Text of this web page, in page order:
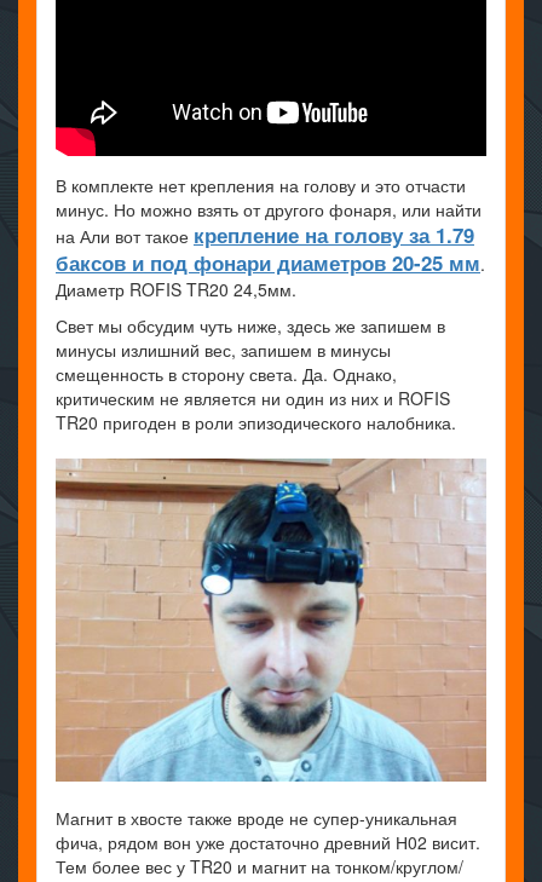
В комплекте нет крепления на голову и это отчасти
минус. Но можно взять от другого фонаря, или найти
на Али вот такое крепление на голову за 1.79
баксов и под фонари диаметров 20-25 мм.
Диаметр ROFIS TR20 24,5мм.
Свет мы обсудим чуть ниже, здесь же запишем в
минусы излишний вес, запишем в минусы
смещенность в сторону света. Да. Однако,
критическим не является ни один из них и ROFIS
TR20 пригоден в роли эпизодического налобника.
Магнит в хвосте также вроде не супер-уникальная
фича, рядом вон уже достаточно древний Н02 висит.
Тем более вес у TR20 и магнит на тонком/круглом/